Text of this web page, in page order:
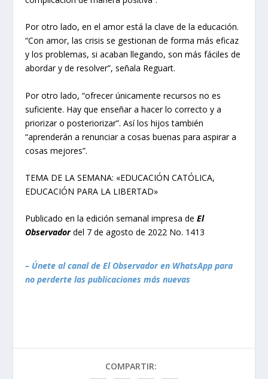
Por otro lado, en el amor está la clave de la educación.
“Con amor, las crisis se gestionan de forma más eficaz
y los problemas, si acaban llegando, son más fáciles de
abordar y de resolver”, señala Reguart.
Por otro lado, “ofrecer únicamente recursos no es
suficiente. Hay que enseñar a hacer lo correcto y a
priorizar o posteriorizar”. Así los hijos también
“aprenderán a renunciar a cosas buenas para aspirar a
cosas mejores”.
TEMA DE LA SEMANA: «EDUCACIÓN CATÓLICA,
EDUCACIÓN PARA LA LIBERTAD»
Publicado en la edición semanal impresa deEl
Observadordel 7 de agosto de 2022 No. 1413
– Únete al canal de El Observador en WhatsApp para
no perderte las publicaciones más nuevas
COMPARTIR: